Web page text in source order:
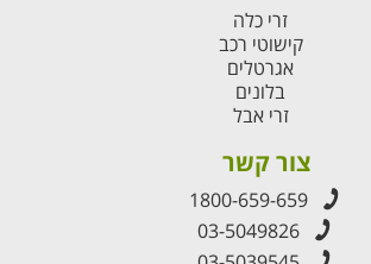
זרי כלה
קישוטי רכב
אגרטלים
בלונים
זרי אבל
צור קשר
1800-659-659
03-5049826